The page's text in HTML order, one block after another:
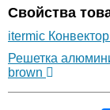
Свойства
itermic
Решетка
brown